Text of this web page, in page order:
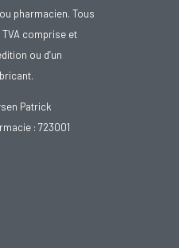
pharmacien. Tous
comprise et
ou d’un
Patrick
: 723001